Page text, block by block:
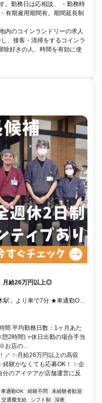
。勤務日は応相談。 ・勤務時
有期雇用期間有。期間延長制
内のコインランドリーの求人
、接客・清掃をするコインラ
除好きの人、時間を有効に使
月給26万円以上◎
駅」より車で7分 ★車通勤OK
間 平均勤務日数：1ヶ月あた
2時間) ⭐休日出勤の場合手当
お店の...
／ ✨月給26万円以上の高収
験がなくても応募OK！ ✨企
のアイデアが店舗運営に反
車通勤OK 経験不問
未経験者歓迎
交通費支給 シフト制
深夜